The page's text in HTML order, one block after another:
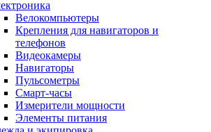
Велокомпьютеры
Крепления для навигаторов и
телефонов
Видеокамеры
Навигаторы
Пульсометры
Смарт-часы
Измерители мощности
Элементы питания